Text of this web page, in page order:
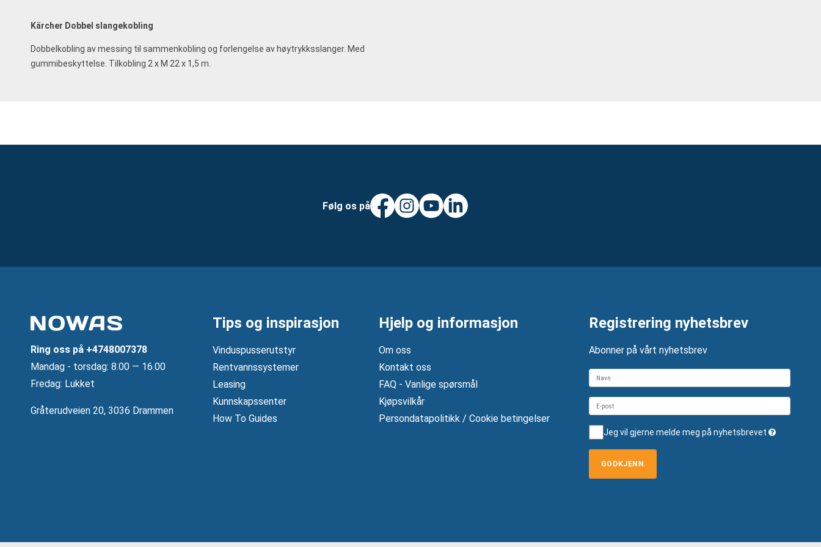
Kärcher Dobbel slangekobling
Dobbelkobling av messing til sammenkobling og forlengelse av høytrykksslanger. Med
gummibeskyttelse. Tilkobling 2 x M 22 x 1,5 m.
Følg os på
Ring oss på +4748007378
Mandag ‐ torsdag: 8.00 — 16.00
Fredag: Lukket
Gråterudveien 20, 3036 Drammen
Tips og inspirasjon
Vinduspusserutstyr
Rentvannssystemer
Leasing
Kunnskapssenter
How To Guides
Hjelp og informasjon
Om oss
Kontakt oss
FAQ - Vanlige spørsmål
Kjøpsvilkår
Persondatapolitikk / Cookie betingelser
Registrering nyhetsbrev
Abonner på vårt nyhetsbrev
Jeg vil gjerne melde meg på nyhetsbrevet
GODKJENN